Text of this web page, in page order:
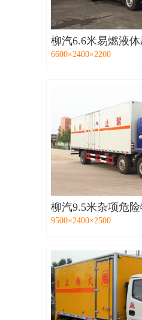
柳汽6.6米易燃液
6600×2400×2200
柳汽9.5米杂项危险
9500×2400×2500